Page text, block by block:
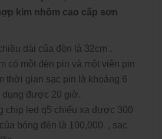
kim nhôm cao cấp sơn
dài của đèn là 32cm .
có một đèn pin và một viên pin
thời gian sạc pin là khoảng 6
được 20 giờ.
chip led q5 chiếu xa được 300
bóng đèn là 100,000 , sac